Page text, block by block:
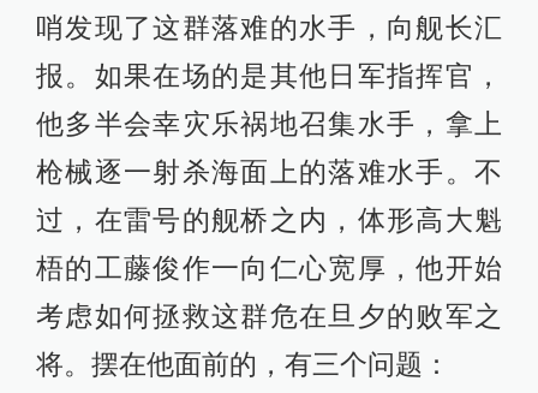
哨发现了这群落难的水手，向舰长汇
报。如果在场的是其他日军指挥官，
他多半会幸灾乐祸地召集水手，拿上
枪械逐一射杀海面上的落难水手。不
过，在雷号的舰桥之内，体形高大魁
梧的工藤俊作一向仁心宽厚，他开始
考虑如何拯救这群危在旦夕的败军之
将。摆在他面前的，有三个问题：